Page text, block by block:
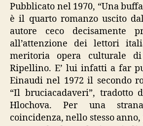
Pubblicato nel 1970, “Una
è il quarto romanzo uscito
autore ceco decisamente
all’attenzione dei lettori
meritoria opera culturale
Ripellino. E’ lui infatti a far
Einaudi nel 1972 il secondo
“Il bruciacadaveri”, tradotto
Hlochova. Per una
coincidenza, nello stesso